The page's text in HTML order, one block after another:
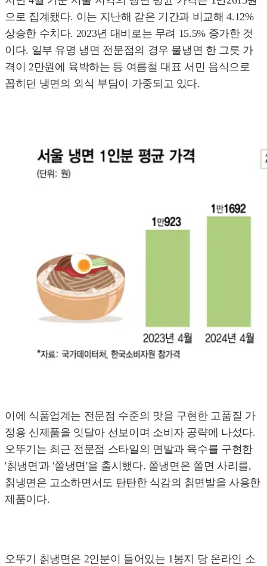
으로 집계됐다. 이는 지난해 같은 기간과 비교해 4.12%
상승한 수치다. 2023년 대비로는 무려 15.5% 증가한 것
이다. 일부 유명 냉면 전문점의 경우 물냉면 한 그릇 가
격이 2만원에 육박하는 등 여름철 대표 서민 음식으로
꼽히던 냉면의 외식 부담이 가중되고 있다.
이에 식품업계는 전문점 수준의 맛을 구현한 고품질 가
정용 신제품을 잇달아 선보이며 소비자 공략에 나섰다.
오뚜기는 최근 전문점 스타일의 면발과 육수를 구현한
'칡냉면'과 '쫄냉면'을 출시했다. 쫄냉면은 쫄면 사리를,
칡냉면은 고소하면서도 탄탄한 식감의 칡면발을 사용한
제품이다.
오뚜기 칡냉면은 2인분이 들어있는 1봉지 당 온라인 소